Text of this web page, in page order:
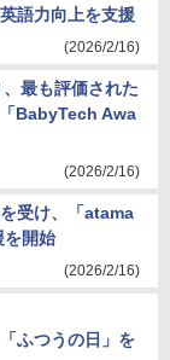
語力向上を支援
(2026/2/16)
最も評価された
BabyTech Awa
(2026/2/16)
受け、「atama
を開始
(2026/2/16)
ふつうの日」を